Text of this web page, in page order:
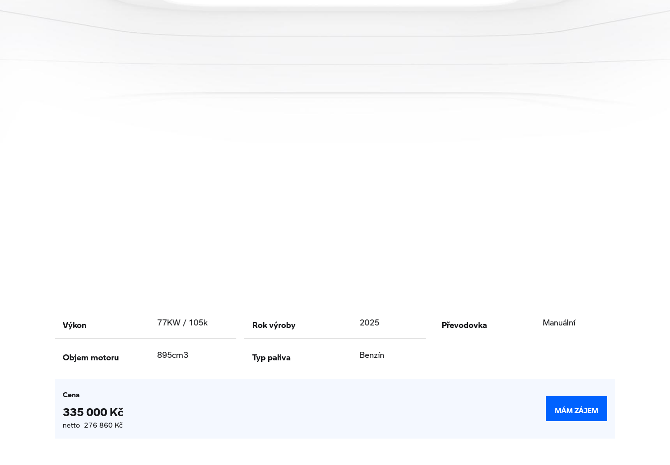
Výkon 77KW / 105k
Objem motoru 895cm3
Rok výroby 2025
Typ paliva Benzín
Převodovka Manuální
Cena
335 000 Kč
netto 276 860 Kč
MÁM ZÁJEM